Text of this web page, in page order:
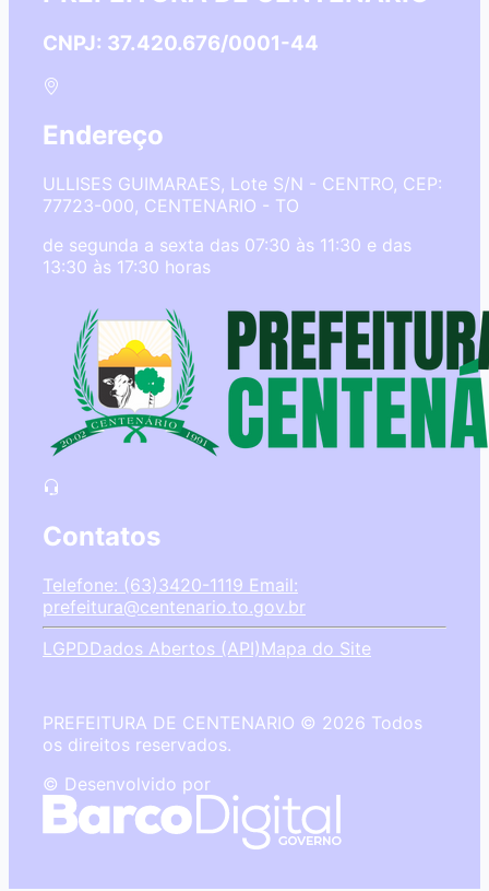
CNPJ: 37.420.676/0001-44
Endereço
ULLISES GUIMARAES, Lote S/N - CENTRO, CEP:
77723-000, CENTENARIO - TO
de segunda a sexta das 07:30 às 11:30 e das
13:30 às 17:30 horas
Contatos
Telefone: (63)3420-1119 Email:
prefeitura@centenario.to.gov.br
LGPDDados Abertos (API)Mapa do Site
PREFEITURA DE CENTENARIO © 2026 Todos
os direitos reservados.
© Desenvolvido por